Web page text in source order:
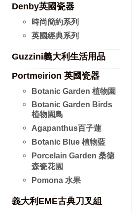
Denby英國瓷器
時尚簡約系列
英國經典系列
Guzzini義大利生活用品
Portmeirion 英國瓷器
Botanic Garden 植物園
Botanic Garden Birds
植物園鳥
Agapanthus百子蓮
Botanic Blue 植物藍
Porcelain Garden 桑德
森瓷花園
Pomona 水果
義大利EME古典刀叉組